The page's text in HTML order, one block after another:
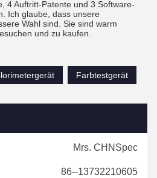
4 Auftritt-Patente und 3 Software-
Ich glaube, dass unsere
Wahl sind. Sie sind warm
und zu kaufen.
Farbtestgerät
Mrs. CHNSpec
86--13732210605